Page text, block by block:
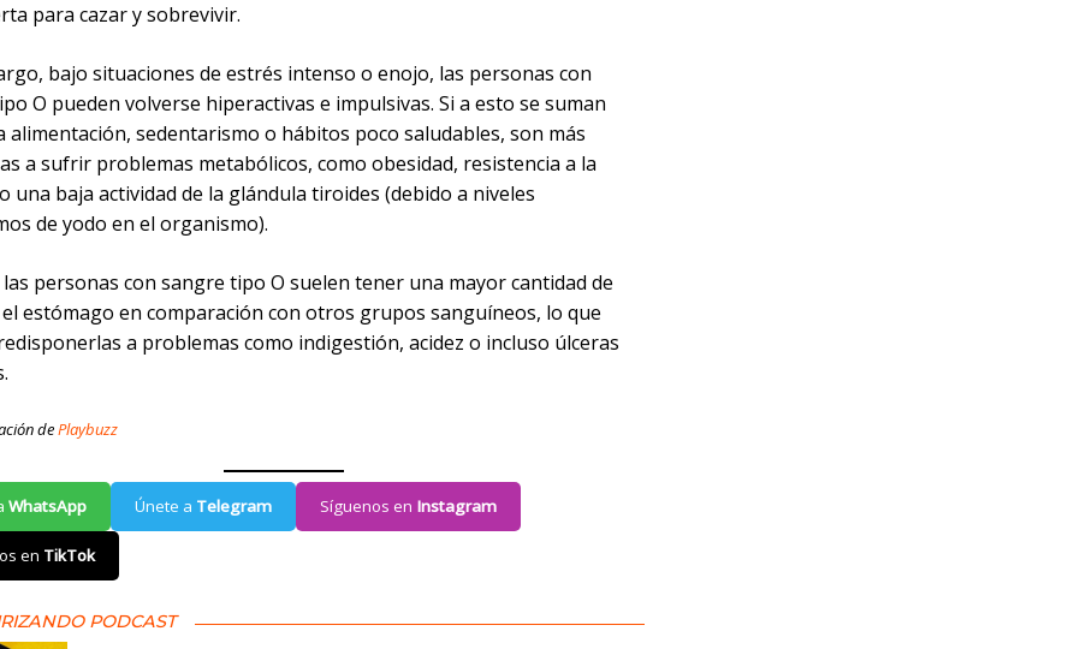
para cazar y sobrevivir.
bajo situaciones de estrés intenso o enojo, las personas con
O pueden volverse hiperactivas e impulsivas. Si a esto se suman
alimentación, sedentarismo o hábitos poco saludables, son más
a sufrir problemas metabólicos, como obesidad, resistencia a la
una baja actividad de la glándula tiroides (debido a niveles
de yodo en el organismo).
las personas con sangre tipo O suelen tener una mayor cantidad de
estómago en comparación con otros grupos sanguíneos, lo que
a problemas como indigestión, acidez o incluso úlceras
dePlaybuzz
WhatsApp Únete a Telegram Síguenos en Instagram
en TikTok
PODCAST